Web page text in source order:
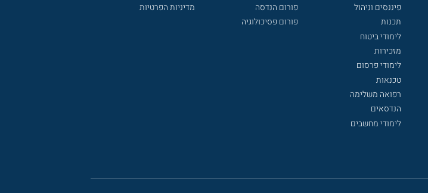
פיננסים וניהול
תכנות
לימודי ביטוח
מזכירות
לימודי פרסום
טכנאות
רפואה משלימה
הנדסאים
לימודי מחשבים
פורום הנדסה
פורום פסיכולוגיה
מדיניות הפרטיות